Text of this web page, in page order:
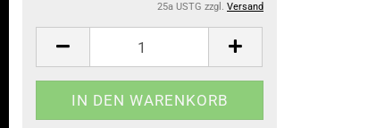
25a USTG zzgl. Versand